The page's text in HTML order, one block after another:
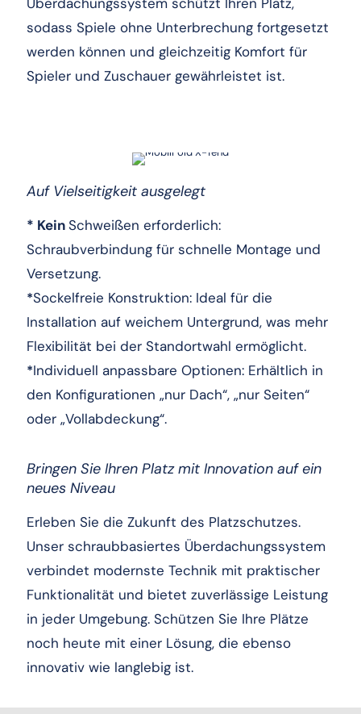
sodass Spiele ohne Unterbrechung fortgesetzt
werden können und gleichzeitig Komfort für
Spieler und Zuschauer gewährleistet ist.
Auf Vielseitigkeit ausgelegt
* KeinSchweißen erforderlich:
Schraubverbindung für schnelle Montage und
Versetzung.
*Sockelfreie Konstruktion: Ideal für die
Installation auf weichem Untergrund, was mehr
Flexibilität bei der Standortwahl ermöglicht.
*Individuell anpassbare Optionen: Erhältlich in
den Konfigurationen „nur Dach“, „nur Seiten“
oder „Vollabdeckung“.
Bringen Sie Ihren Platz mit Innovation auf ein
neues Niveau
Erleben Sie die Zukunft des Platzschutzes.
Unser schraubbasiertes Überdachungssystem
verbindet modernste Technik mit praktischer
Funktionalität und bietet zuverlässige Leistung
in jeder Umgebung. Schützen Sie Ihre Plätze
noch heute mit einer Lösung, die ebenso
innovativ wie langlebig ist.